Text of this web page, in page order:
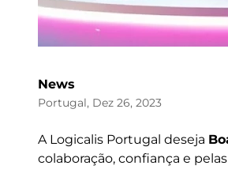
News
Portugal, Dez 26, 2023
A Logicalis Portugal deseja
colaboração, confiança e